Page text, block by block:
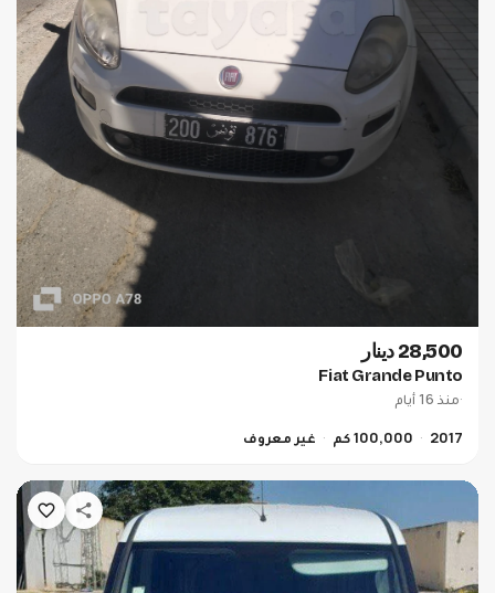
28,500 دينار
Fiat Grande Punto
·منذ 16 أيام
2017
100,000 كم غير معروف